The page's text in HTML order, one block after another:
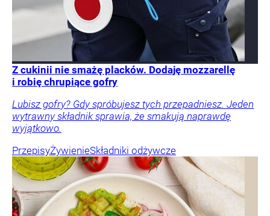
Z cukinii nie smażę placków. Dodaję mozzarellę
i robię chrupiące gofry
Lubisz gofry? Gdy spróbujesz tych przepadniesz. Jeden
wytrawny składnik sprawia, że smakują naprawdę
wyjątkowo.
PrzepisyŻywienieSkładniki odżywcze